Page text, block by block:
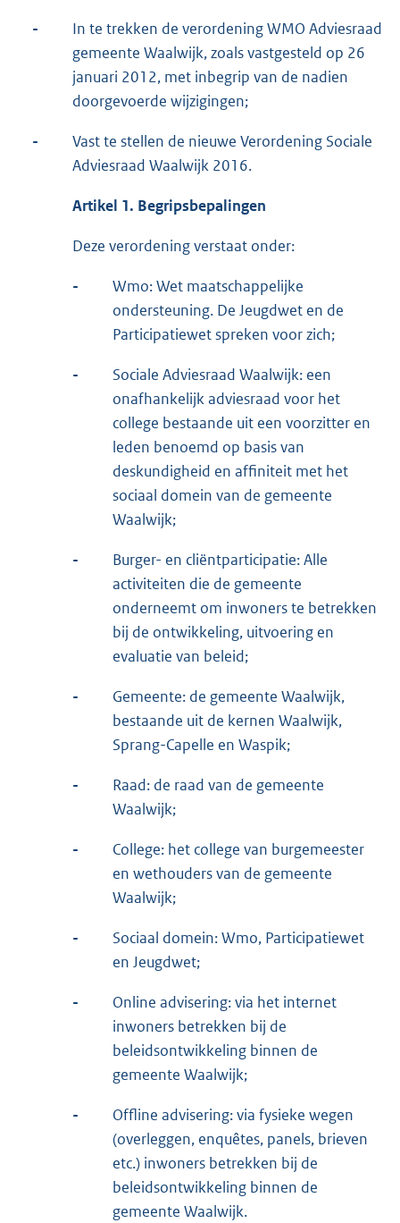
-
In te trekken de verordening WMO Adviesraad
gemeente Waalwijk, zoals vastgesteld op 26
januari 2012, met inbegrip van de nadien
doorgevoerde wijzigingen;
-
Vast te stellen de nieuwe Verordening Sociale
Adviesraad Waalwijk 2016.
Artikel 1. Begripsbepalingen
Deze verordening verstaat onder:
-
Wmo: Wet maatschappelijke
ondersteuning. De Jeugdwet en de
Participatiewet spreken voor zich;
-
Sociale Adviesraad Waalwijk: een
onafhankelijk adviesraad voor het
college bestaande uit een voorzitter en
leden benoemd op basis van
deskundigheid en affiniteit met het
sociaal domein van de gemeente
Waalwijk;
-
Burger- en cliëntparticipatie: Alle
activiteiten die de gemeente
onderneemt om inwoners te betrekken
bij de ontwikkeling, uitvoering en
evaluatie van beleid;
-
Gemeente: de gemeente Waalwijk,
bestaande uit de kernen Waalwijk,
Sprang-Capelle en Waspik;
-
Raad: de raad van de gemeente
Waalwijk;
-
College: het college van burgemeester
en wethouders van de gemeente
Waalwijk;
-
Sociaal domein: Wmo, Participatiewet
en Jeugdwet;
-
Online advisering: via het internet
inwoners betrekken bij de
beleidsontwikkeling binnen de
gemeente Waalwijk;
-
Offline advisering: via fysieke wegen
(overleggen, enquêtes, panels, brieven
etc.) inwoners betrekken bij de
beleidsontwikkeling binnen de
gemeente Waalwijk.